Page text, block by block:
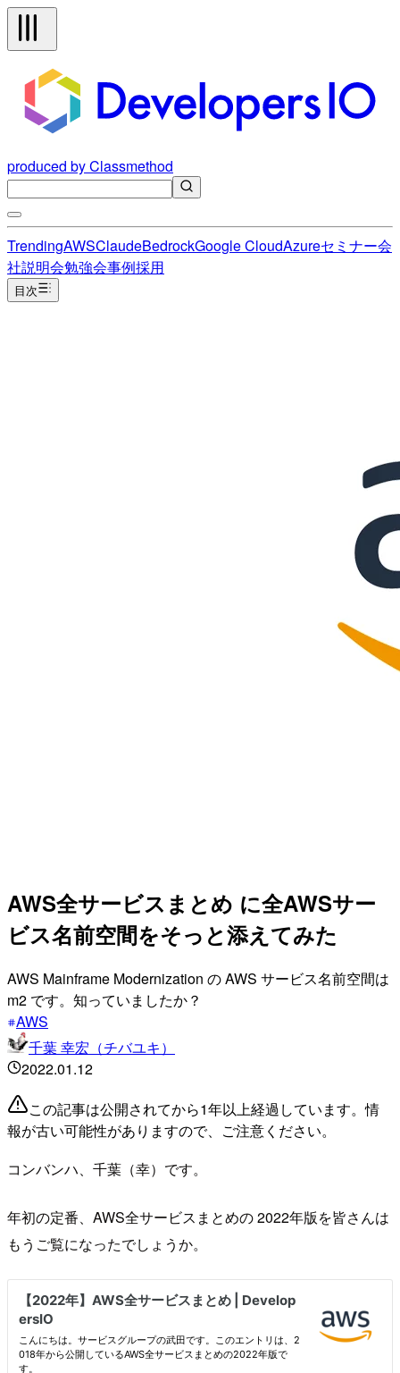
produced by Classmethod
TrendingAWSClaudeBedrockGoogle CloudAzureセミナー会
社説明会勉強会事例採用
目次
AWS全サービスまとめ に全AWSサー
ビス名前空間をそっと添えてみた
AWS Mainframe Modernization の AWS サービス名前空間は
m2 です。知っていましたか？
AWS
千葉 幸宏（チバユキ）
2022.01.12
この記事は公開されてから1年以上経過しています。情
報が古い可能性がありますので、ご注意ください。
コンバンハ、千葉（幸）です。
年初の定番、AWS全サービスまとめの 2022年版を皆さんは
もうご覧になったでしょうか。